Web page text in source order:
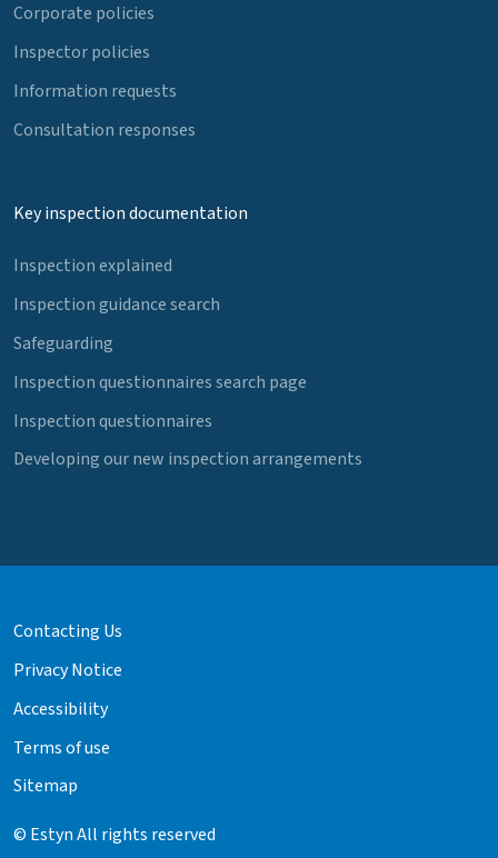
Corporate policies
Inspector policies
Information requests
Consultation responses
Key inspection documentation
Inspection explained
Inspection guidance search
Safeguarding
Inspection questionnaires search page
Inspection questionnaires
Developing our new inspection arrangements
Contacting Us
Privacy Notice
Accessibility
Terms of use
Sitemap
© Estyn All rights reserved